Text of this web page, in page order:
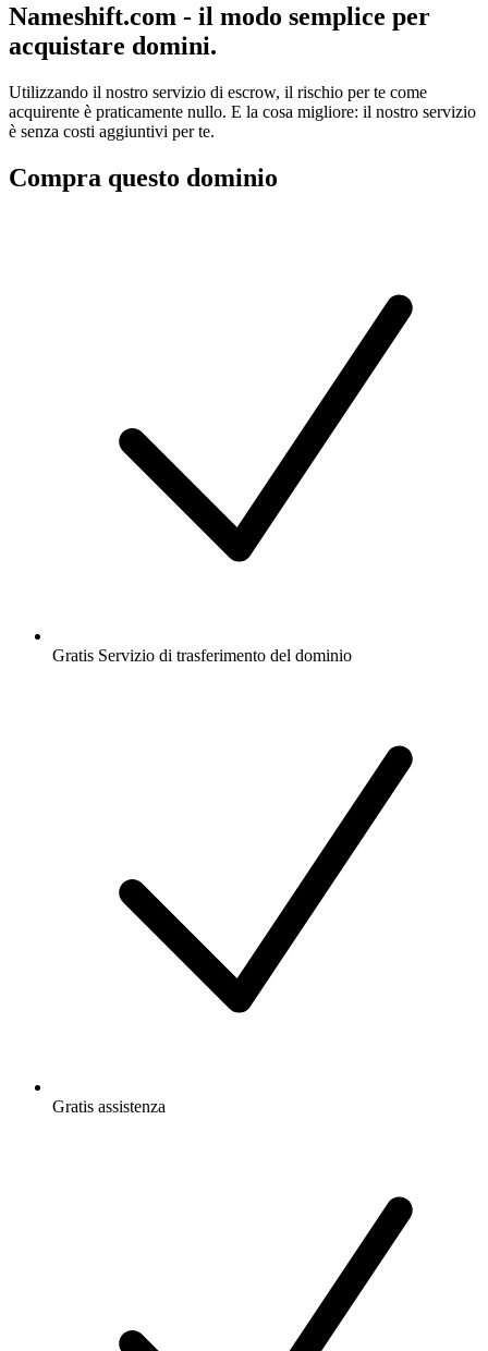
Nameshift.com - il modo semplice per
acquistare domini.
Utilizzando il nostro servizio di escrow, il rischio per te come
acquirente è praticamente nullo. E la cosa migliore: il nostro servizio
è senza costi aggiuntivi per te.
Compra questo dominio
Gratis Servizio di trasferimento del dominio
Gratis assistenza